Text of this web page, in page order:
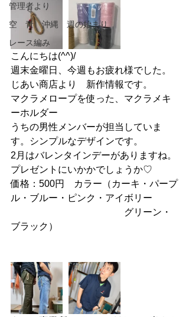
管理者より
空 青 沖縄 週の始まり
レース編み
こんにちは(^^)/
週末金曜日、今週もお疲れ様でした。
じあい商店より　新作情報です。
マクラメロープを使った、マクラメキ
ーホルダー
うちの男性メンバーが担当していま
す。シンプルなデザインです。
2月はバレンタインデーがありますね。
プレゼントにいかかでしょうか♡
価格：500円　カラー（カーキ・パープ
ル・ブルー・ピンク・アイボリー
グリーン・
ブラック）